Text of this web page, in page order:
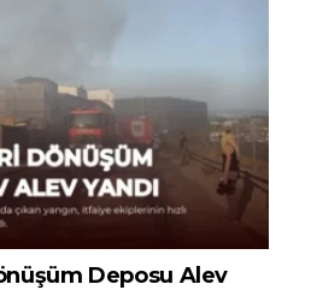
Deposu Alev